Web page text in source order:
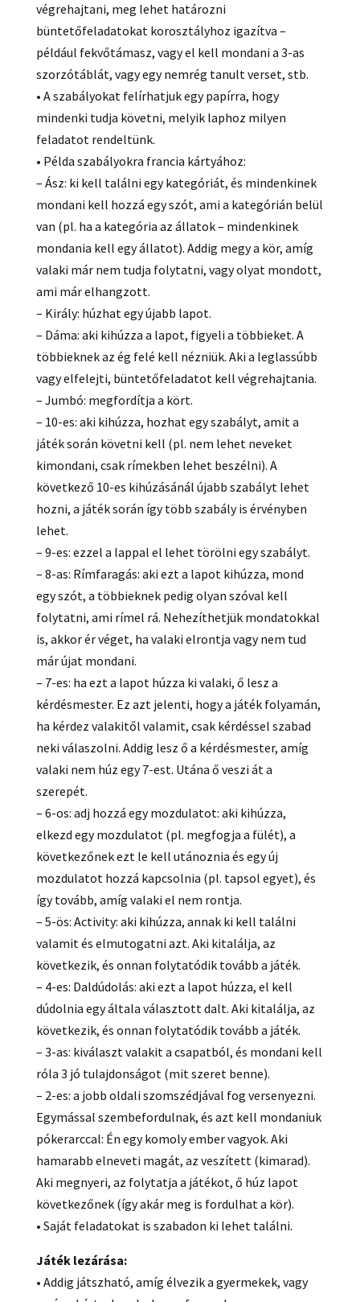
végrehajtani, meg lehet határozni
büntetőfeladatokat korosztályhoz igazítva –
például fekvőtámasz, vagy el kell mondani a 3-as
szorzótáblát, vagy egy nemrég tanult verset, stb.
• A szabályokat felírhatjuk egy papírra, hogy
mindenki tudja követni, melyik laphoz milyen
feladatot rendeltünk.
• Példa szabályokra francia kártyához:
– Ász: ki kell találni egy kategóriát, és mindenkinek
mondani kell hozzá egy szót, ami a kategórián belül
van (pl. ha a kategória az állatok – mindenkinek
mondania kell egy állatot). Addig megy a kör, amíg
valaki már nem tudja folytatni, vagy olyat mondott,
ami már elhangzott.
– Király: húzhat egy újabb lapot.
– Dáma: aki kihúzza a lapot, figyeli a többieket. A
többieknek az ég felé kell nézniük. Aki a leglassúbb
vagy elfelejti, büntetőfeladatot kell végrehajtania.
– Jumbó: megfordítja a kört.
– 10-es: aki kihúzza, hozhat egy szabályt, amit a
játék során követni kell (pl. nem lehet neveket
kimondani, csak rímekben lehet beszélni). A
következő 10-es kihúzásánál újabb szabályt lehet
hozni, a játék során így több szabály is érvényben
lehet.
– 9-es: ezzel a lappal el lehet törölni egy szabályt.
– 8-as: Rímfaragás: aki ezt a lapot kihúzza, mond
egy szót, a többieknek pedig olyan szóval kell
folytatni, ami rímel rá. Nehezíthetjük mondatokkal
is, akkor ér véget, ha valaki elrontja vagy nem tud
már újat mondani.
– 7-es: ha ezt a lapot húzza ki valaki, ő lesz a
kérdésmester. Ez azt jelenti, hogy a játék folyamán,
ha kérdez valakitől valamit, csak kérdéssel szabad
neki válaszolni. Addig lesz ő a kérdésmester, amíg
valaki nem húz egy 7-est. Utána ő veszi át a
szerepét.
– 6-os: adj hozzá egy mozdulatot: aki kihúzza,
elkezd egy mozdulatot (pl. megfogja a fülét), a
következőnek ezt le kell utánoznia és egy új
mozdulatot hozzá kapcsolnia (pl. tapsol egyet), és
így tovább, amíg valaki el nem rontja.
– 5-ös: Activity: aki kihúzza, annak ki kell találni
valamit és elmutogatni azt. Aki kitalálja, az
következik, és onnan folytatódik tovább a játék.
– 4-es: Daldúdolás: aki ezt a lapot húzza, el kell
dúdolnia egy általa választott dalt. Aki kitalálja, az
következik, és onnan folytatódik tovább a játék.
– 3-as: kiválaszt valakit a csapatból, és mondani kell
róla 3 jó tulajdonságot (mit szeret benne).
– 2-es: a jobb oldali szomszédjával fog versenyezni.
Egymással szembefordulnak, és azt kell mondaniuk
pókerarccal: Én egy komoly ember vagyok. Aki
hamarabb elneveti magát, az veszített (kimarad).
Aki megnyeri, az folytatja a játékot, ő húz lapot
következőnek (így akár meg is fordulhat a kör).
• Saját feladatokat is szabadon ki lehet találni.
Játék lezárása:
• Addig játszható, amíg élvezik a gyermekek, vagy